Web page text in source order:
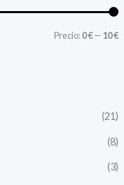
Precio:0 €—10 €
(21)
(8)
(3)